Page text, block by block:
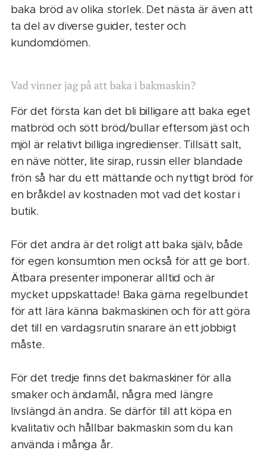
baka bröd av olika storlek. Det nästa är även att
ta del av diverse guider, tester och
kundomdömen.
Vad vinner jag på att baka i bakmaskin?
För det första kan det bli billigare att baka eget
matbröd och sött bröd/bullar eftersom jäst och
mjöl är relativt billiga ingredienser. Tillsätt salt,
en näve nötter, lite sirap, russin eller blandade
frön så har du ett mättande och nyttigt bröd för
en bråkdel av kostnaden mot vad det kostar i
butik.
För det andra är det roligt att baka själv, både
för egen konsumtion men också för att ge bort.
Ätbara presenter imponerar alltid och är
mycket uppskattade! Baka gärna regelbundet
för att lära känna bakmaskinen och för att göra
det till en vardagsrutin snarare än ett jobbigt
måste.
För det tredje finns det bakmaskiner för alla
smaker och ändamål, några med längre
livslängd än andra. Se därför till att köpa en
kvalitativ och hållbar bakmaskin som du kan
använda i många år.